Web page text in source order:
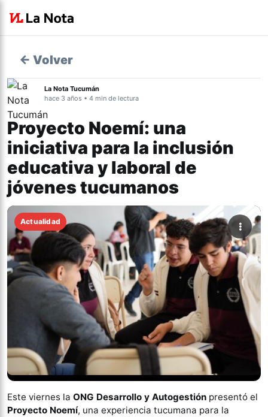
← Volver
La Nota Tucumán
hace 3 años • 4 min de lectura
Proyecto Noemí: una
iniciativa para la inclusión
educativa y laboral de
jóvenes tucumanos
Actualidad
Este viernes la ONG Desarrollo y Autogestión presentó el
Proyecto Noemí, una experiencia tucumana para la